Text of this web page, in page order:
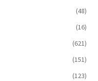
(48)
(16)
(621)
(151)
(123)